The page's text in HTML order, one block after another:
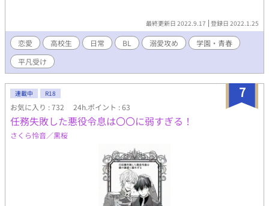
最終更新日 2022.9.17 登録日 2022.1.25
恋愛 高校生 日常 BL 溺愛攻め
学園・青春
平凡受け
7
連載中 R18
お気に入り : 732 24h.ポイント : 63
任務失敗した悪役令息は〇〇に弱すぎる！
さくら怜音／黒桜